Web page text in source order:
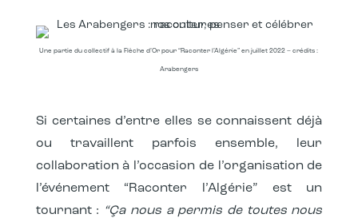
Une partie du collectif à la Flèche d’Or pour “Raconter l’Algérie” en juillet 2022 – crédits :
Arabengers
Si certaines d’entre elles se connaissent déjà
ou travaillent parfois ensemble, leur
collaboration à l’occasion de l’organisation de
l’événement “Raconter l’Algérie” est un
tournant : “Ça nous a permis de toutes nous